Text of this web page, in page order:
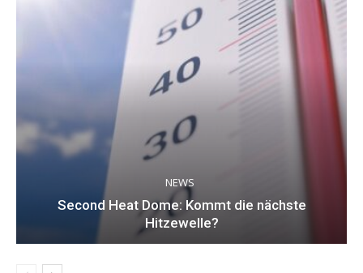
NEWS
Second Heat Dome: Kommt die nächste
Hitzewelle?